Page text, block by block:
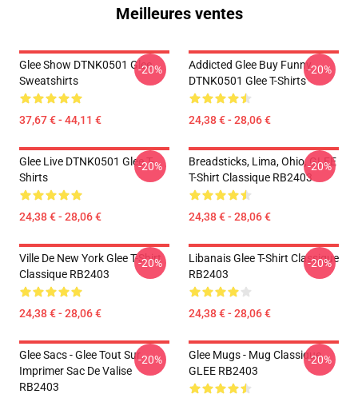
Meilleures ventes
Glee Show DTNK0501 Glee
Sweatshirts
37,67 € - 44,11 €
-20%
Addicted Glee Buy Funny
DTNK0501 Glee T-Shirts
24,38 € - 28,06 €
-20%
Glee Live DTNK0501 Glee T-
Shirts
24,38 € - 28,06 €
-20%
Breadsticks, Lima, Ohio, GLEE
T-Shirt Classique RB2403
24,38 € - 28,06 €
-20%
Ville De New York Glee T-Shirt
Classique RB2403
24,38 € - 28,06 €
-20%
Libanais Glee T-Shirt Classique
RB2403
24,38 € - 28,06 €
-20%
Glee Sacs - Glee Tout Sur
Imprimer Sac De Valise
RB2403
-20%
Glee Mugs - Mug Classique
GLEE RB2403
-20%